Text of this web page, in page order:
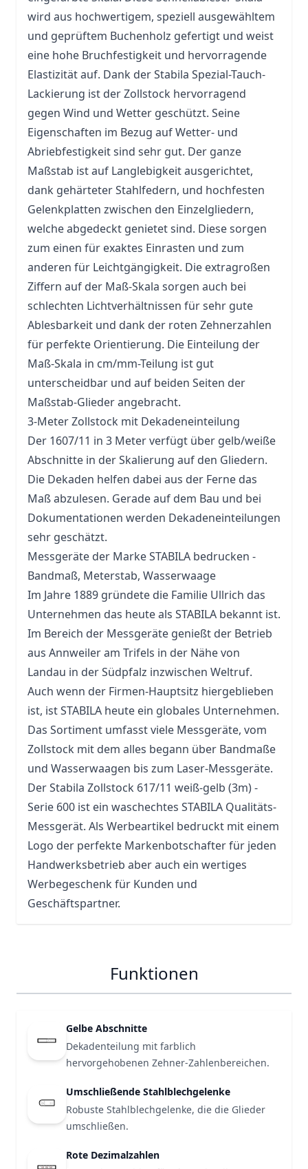
wird aus hochwertigem, speziell ausgewähltem
und geprüftem Buchenholz gefertigt und weist
eine hohe Bruchfestigkeit und hervorragende
Elastizität auf. Dank der Stabila Spezial-Tauch-
Lackierung ist der Zollstock hervorragend
gegen Wind und Wetter geschützt. Seine
Eigenschaften im Bezug auf Wetter- und
Abriebfestigkeit sind sehr gut. Der ganze
Maßstab ist auf Langlebigkeit ausgerichtet,
dank gehärteter Stahlfedern, und hochfesten
Gelenkplatten zwischen den Einzelgliedern,
welche abgedeckt genietet sind. Diese sorgen
zum einen für exaktes Einrasten und zum
anderen für Leichtgängigkeit. Die extragroßen
Ziffern auf der Maß-Skala sorgen auch bei
schlechten Lichtverhältnissen für sehr gute
Ablesbarkeit und dank der roten Zehnerzahlen
für perfekte Orientierung. Die Einteilung der
Maß-Skala in cm/mm-Teilung ist gut
unterscheidbar und auf beiden Seiten der
Maßstab-Glieder angebracht.
3-Meter Zollstock mit Dekadeneinteilung
Der 1607/11 in 3 Meter verfügt über gelb/weiße
Abschnitte in der Skalierung auf den Gliedern.
Die Dekaden helfen dabei aus der Ferne das
Maß abzulesen. Gerade auf dem Bau und bei
Dokumentationen werden Dekadeneinteilungen
sehr geschätzt.
Messgeräte der Marke STABILA bedrucken -
Bandmaß, Meterstab, Wasserwaage
Im Jahre 1889 gründete die Familie Ullrich das
Unternehmen das heute als STABILA bekannt ist.
Im Bereich der Messgeräte genießt der Betrieb
aus Annweiler am Trifels in der Nähe von
Landau in der Südpfalz inzwischen Weltruf.
Auch wenn der Firmen-Hauptsitz hiergeblieben
ist, ist STABILA heute ein globales Unternehmen.
Das Sortiment umfasst viele Messgeräte, vom
Zollstock mit dem alles begann über Bandmaße
und Wasserwaagen bis zum Laser-Messgeräte.
Der Stabila Zollstock 617/11 weiß-gelb (3m) -
Serie 600 ist ein waschechtes STABILA Qualitäts-
Messgerät. Als Werbeartikel bedruckt mit einem
Logo der perfekte Markenbotschafter für jeden
Handwerksbetrieb aber auch ein wertiges
Werbegeschenk für Kunden und
Geschäftspartner.
Funktionen
Gelbe Abschnitte
Dekadenteilung mit farblich
hervorgehobenen Zehner-Zahlenbereichen.
Umschließende Stahlblechgelenke
Robuste Stahlblechgelenke, die die Glieder
umschließen.
10 20 30
Rote Dezimalzahlen